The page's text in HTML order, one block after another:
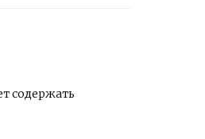
содержать